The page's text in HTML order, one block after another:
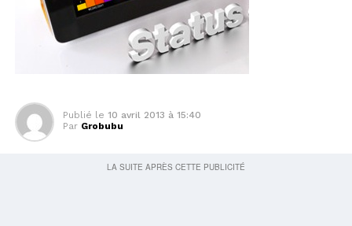
Publié le 10 avril 2013 à 15:40
Par Grobubu